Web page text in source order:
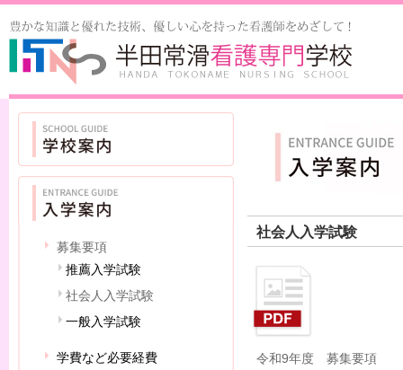
社会人入学試験
令和9年度 募集要項
募集要項
推薦入学試験
社会人入学試験
一般入学試験
学費など必要経費